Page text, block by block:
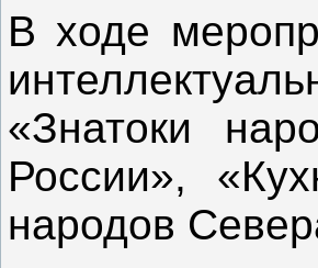
В ходе
«Знатоки
России»,
народов